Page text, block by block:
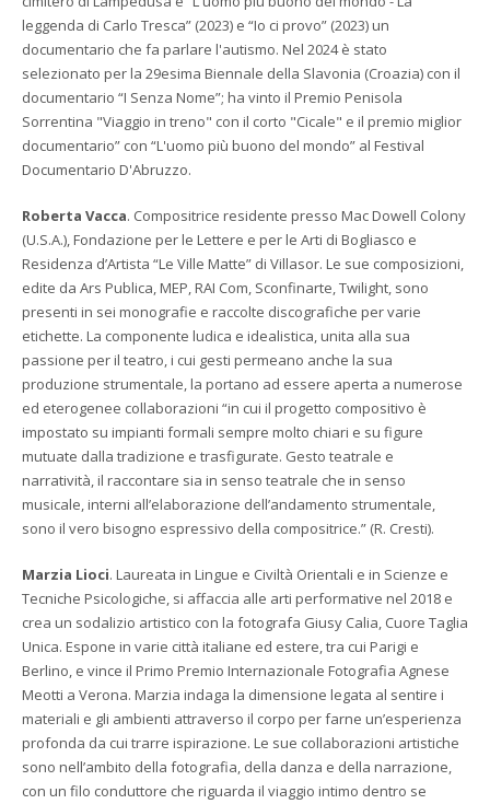
leggenda di Carlo Tresca” (2023) e “Io ci provo” (2023) un
documentario che fa parlare l'autismo. Nel 2024 è stato
selezionato per la 29esima Biennale della Slavonia (Croazia) con il
documentario “I Senza Nome”; ha vinto il Premio Penisola
Sorrentina "Viaggio in treno" con il corto "Cicale" e il premio miglior
documentario” con “L'uomo più buono del mondo” al Festival
Documentario D'Abruzzo.
Roberta Vacca. Compositrice residente presso Mac Dowell Colony
(U.S.A.), Fondazione per le Lettere e per le Arti di Bogliasco e
Residenza d’Artista “Le Ville Matte” di Villasor. Le sue composizioni,
edite da Ars Publica, MEP, RAI Com, Sconfinarte, Twilight, sono
presenti in sei monografie e raccolte discografiche per varie
etichette. La componente ludica e idealistica, unita alla sua
passione per il teatro, i cui gesti permeano anche la sua
produzione strumentale, la portano ad essere aperta a numerose
ed eterogenee collaborazioni “in cui il progetto compositivo è
impostato su impianti formali sempre molto chiari e su figure
mutuate dalla tradizione e trasfigurate. Gesto teatrale e
narratività, il raccontare sia in senso teatrale che in senso
musicale, interni all’elaborazione dell’andamento strumentale,
sono il vero bisogno espressivo della compositrice.” (R. Cresti).
Marzia Lioci. Laureata in Lingue e Civiltà Orientali e in Scienze e
Tecniche Psicologiche, si affaccia alle arti performative nel 2018 e
crea un sodalizio artistico con la fotografa Giusy Calia, Cuore Taglia
Unica. Espone in varie città italiane ed estere, tra cui Parigi e
Berlino, e vince il Primo Premio Internazionale Fotografia Agnese
Meotti a Verona. Marzia indaga la dimensione legata al sentire i
materiali e gli ambienti attraverso il corpo per farne un’esperienza
profonda da cui trarre ispirazione. Le sue collaborazioni artistiche
sono nell’ambito della fotografia, della danza e della narrazione,
con un filo conduttore che riguarda il viaggio intimo dentro se